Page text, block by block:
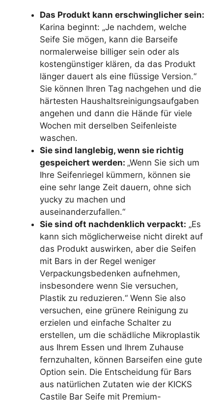
Das Produkt kann erschwinglicher sein:
Karina beginnt: „Je nachdem, welche
Seife Sie mögen, kann die Barseife
normalerweise billiger sein oder als
kostengünstiger klären, da das Produkt
länger dauert als eine flüssige Version.“
Sie können Ihren Tag nachgehen und die
härtesten Haushaltsreinigungsaufgaben
angehen und dann die Hände für viele
Wochen mit derselben Seifenleiste
waschen.
Sie sind langlebig, wenn sie richtig
gespeichert werden: „Wenn Sie sich um
Ihre Seifenriegel kümmern, können sie
eine sehr lange Zeit dauern, ohne sich
yucky zu machen und
auseinanderzufallen.“
Sie sind oft nachdenklich verpackt: „Es
kann sich möglicherweise nicht direkt auf
das Produkt auswirken, aber die Seifen
mit Bars in der Regel weniger
Verpackungsbedenken aufnehmen,
insbesondere wenn Sie versuchen,
Plastik zu reduzieren.“ Wenn Sie also
versuchen, eine grünere Reinigung zu
erzielen und einfache Schalter zu
erstellen, um die schädliche Mikroplastik
aus Ihrem Essen und Ihrem Zuhause
fernzuhalten, können Barseifen eine gute
Option sein. Die Entscheidung für Bars
aus natürlichen Zutaten wie der KICKS
Castile Bar Seife mit Premium-